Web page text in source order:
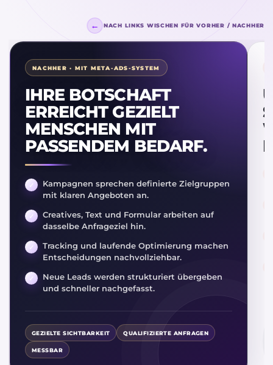
← NACH LINKS WISCHEN FÜR VORHER / NACHHER
NACHHER · MIT META-ADS-SYSTEM
IHRE BOTSCHAFT
ERREICHT GEZIELT
MENSCHEN MIT
PASSENDEM BEDARF.
Kampagnen sprechen definierte Zielgruppen
mit klaren Angeboten an.
Creatives, Text und Formular arbeiten auf
dasselbe Anfrageziel hin.
Tracking und laufende Optimierung machen
Entscheidungen nachvollziehbar.
Neue Leads werden strukturiert übergeben
und schneller nachgefasst.
GEZIELTE SICHTBARKEIT QUALIFIZIERTE ANFRAGEN
MESSBAR